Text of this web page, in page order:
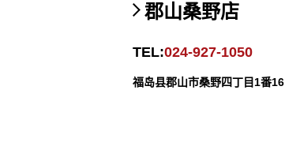
郡山桑野店
TEL:024-927-1050
福岛县郡山市桑野四丁目1番16